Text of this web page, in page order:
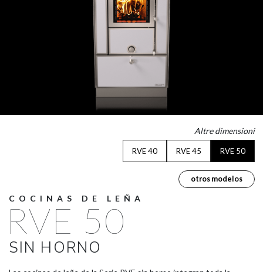
Altre dimensioni
RVE 40 RVE 45 RVE 50
otros modelos
COCINAS DE LEÑA
RVE 50
SIN HORNO